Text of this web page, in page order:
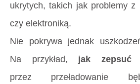
ukrytych, takich jak problemy z
czy elektroniką.
Nie pokrywa jednak
Na przykład, jak zepsuć
przez przeładowanie